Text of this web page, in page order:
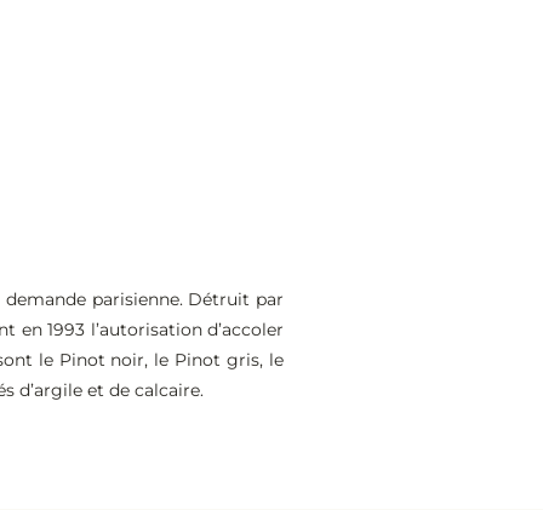
parisienne. Détruit par
1993 l’autorisation d’accoler
le Pinot noir, le Pinot gris, le
d’argile et de calcaire.